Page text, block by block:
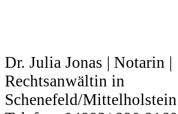
Dr. Julia Jonas | Notarin |
Rechtsanwältin in
Schenefeld/Mittelholstein